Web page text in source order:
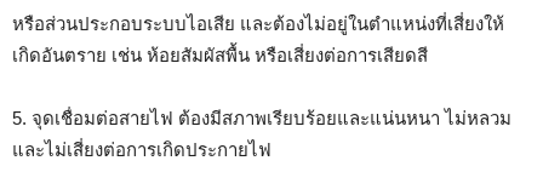
หรือส่วนประกอบระบบไอเสีย และต้องไม่อยู่ในตำแหน่งที่เสี่ยงให้
เกิดอันตราย เช่น ห้อยสัมผัสพื้น หรือเสี่ยงต่อการเสียดสี
5. จุดเชื่อมต่อสายไฟ ต้องมีสภาพเรียบร้อยและแน่นหนา ไม่หลวม
และไม่เสี่ยงต่อการเกิดประกายไฟ